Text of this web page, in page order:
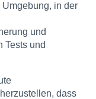
in der
und
Tests und
dass